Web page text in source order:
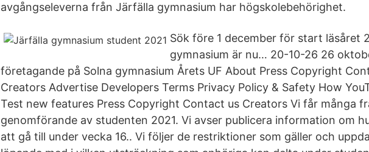
avgångseleverna från Järfälla gymnasium har högskolebehörighet.
Sök före 1 december för start läsåret
gymnasium är nu… 20-10-26 26
företagande på Solna gymnasium Årets UF About Press Copyright
Creators Advertise Developers Terms Privacy Policy & Safety How
Test new features Press Copyright Contact us Creators Vi får många
genomförande av studenten 2021. Vi avser publicera information om
att gå till under vecka 16.. Vi följer de restriktioner som gäller och